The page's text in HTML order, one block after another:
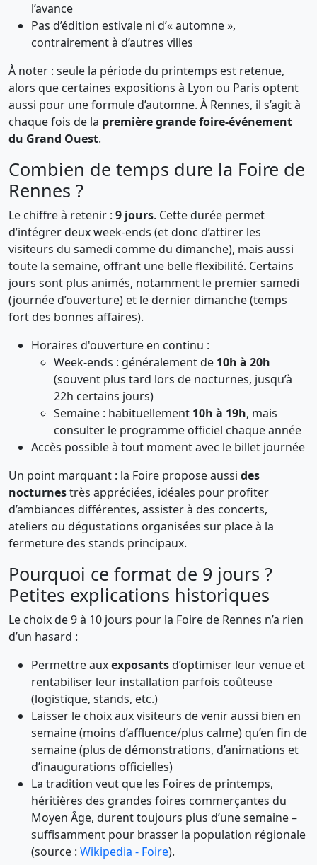
l’avance
Pas d’édition estivale ni d’« automne »,
contrairement à d’autres villes
À noter : seule la période du printemps est retenue,
alors que certaines expositions à Lyon ou Paris optent
aussi pour une formule d’automne. À Rennes, il s’agit à
chaque fois de la première grande foire-événement
du Grand Ouest.
Combien de temps dure la Foire de
Rennes ?
Le chiffre à retenir : 9 jours. Cette durée permet
d’intégrer deux week-ends (et donc d’attirer les
visiteurs du samedi comme du dimanche), mais aussi
toute la semaine, offrant une belle flexibilité. Certains
jours sont plus animés, notamment le premier samedi
(journée d’ouverture) et le dernier dimanche (temps
fort des bonnes affaires).
Horaires d'ouverture en continu :
Week-ends : généralement de 10h à 20h
(souvent plus tard lors de nocturnes, jusqu’à
22h certains jours)
Semaine : habituellement 10h à 19h, mais
consulter le programme officiel chaque année
Accès possible à tout moment avec le billet journée
Un point marquant : la Foire propose aussi des
nocturnestrès appréciées, idéales pour profiter
d’ambiances différentes, assister à des concerts,
ateliers ou dégustations organisées sur place à la
fermeture des stands principaux.
Pourquoi ce format de 9 jours ?
Petites explications historiques
Le choix de 9 à 10 jours pour la Foire de Rennes n’a rien
d’un hasard :
Permettre auxexposantsd’optimiser leur venue et
rentabiliser leur installation parfois coûteuse
(logistique, stands, etc.)
Laisser le choix aux visiteurs de venir aussi bien en
semaine (moins d’affluence/plus calme) qu’en fin de
semaine (plus de démonstrations, d’animations et
d’inaugurations officielles)
La tradition veut que les Foires de printemps,
héritières des grandes foires commerçantes du
Moyen Âge, durent toujours plus d’une semaine –
suffisamment pour brasser la population régionale
(source : Wikipedia - Foire).